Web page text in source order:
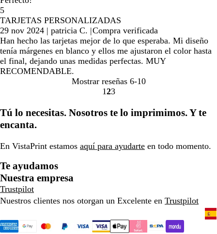
5
TARJETAS PERSONALIZADAS
29 nov 2024 | patricia C. |Compra verificada
Han hecho las tarjetas mejor de lo que esperaba. Mi diseño
tenía márgenes en blanco y ellos me ajustaron el color hasta
el final, dejando unas medidas perfectas. MUY
RECOMENDABLE.
Mostrar reseñas 6-10
Ir
la
1Ir
la
2Ir
la
3
Tú lo necesitas. Nosotros te lo imprimimos. Y te
encanta.
En VistaPrint estamos aquí para ayudarte en todo momento.
Te ayudamos
Nuestra empresa
Trustpilot
Nuestros clientes nos otorgan un Excelente en Trustpilot